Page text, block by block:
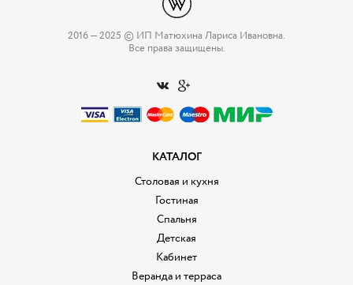
2016 — 2025 © ИП Матюхина Лариса Ивановна.
Все права защищены.
КАТАЛОГ
Столовая и кухня
Гостиная
Спальня
Детская
Кабинет
Веранда и терраса